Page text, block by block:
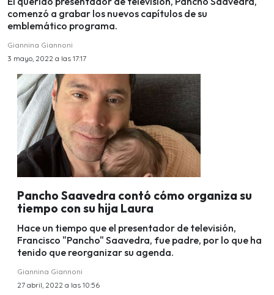
comenzó a grabar los nuevos capítulos de su
emblemático programa.
Giannina Giannoni
3 mayo, 2022 a las 17:17
Pancho Saavedra contó cómo organiza su
tiempo con su hija Laura
Hace un tiempo que el presentador de televisión,
Francisco "Pancho" Saavedra, fue padre, por lo que ha
tenido que reorganizar su agenda.
Giannina Giannoni
27 abril, 2022 a las 10:56